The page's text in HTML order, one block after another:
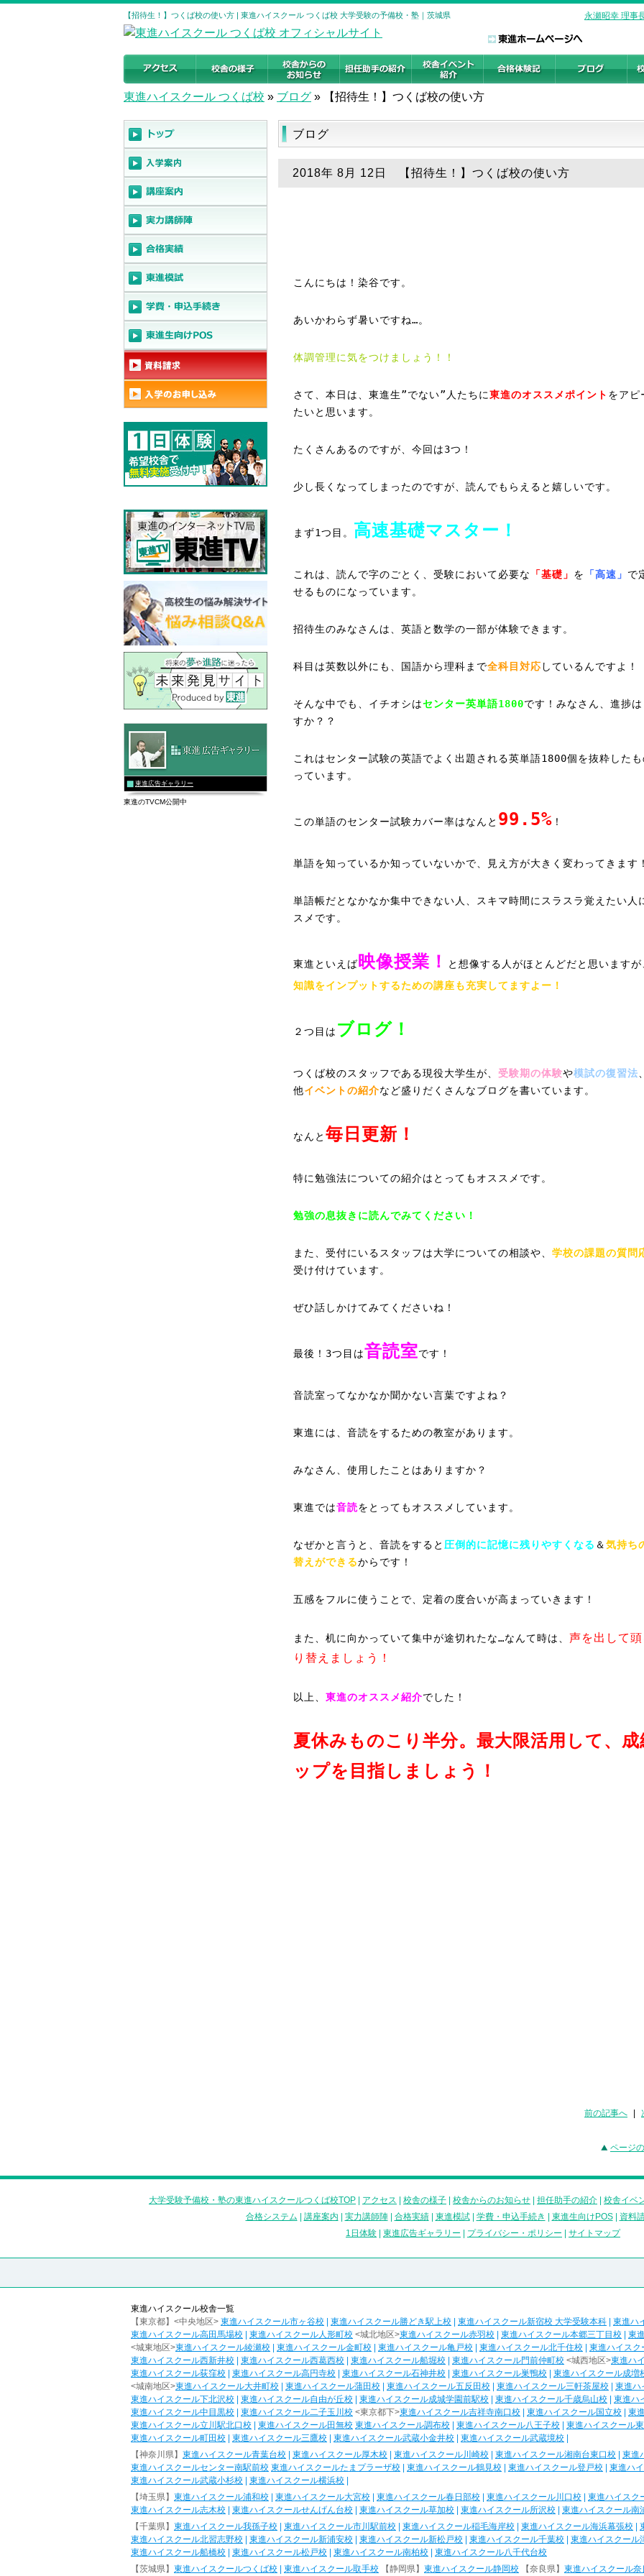
【招待生！】つくば校の使い方 | 東進ハイスクール つくば校 大学受験の予備校・塾｜茨城県 永瀬昭幸 理事
東進ハイスクール つくば校 » ブログ » 【招待生！】つくば校の使い方
ブログ
2018年 8月 12日 【招待生！】つくば校の使い方
こんにちは！染谷です。
あいかわらず暑いですね…。
体調管理に気をつけましょう！！
さて、本日は、東進生”でない”人たちに東進のオススメポイント をアピ
たいと思います。
たくさんあるのですが、今回は3つ！
少し長くなってしまったのですが、読んでもらえると嬉しいです。
まず1つ目。 高速基礎マスター！
これは、読んで字のごとく、受験において必要な 「基礎」 を 「高速」 で
せるものになっています。
招待生のみなさんは、英語と数学の一部が体験できます。
科目は英数以外にも、国語から理科まで全科目対応 しているんですよ！
そんな中でも、イチオシはセンター英単語1800です！みなさん、進捗
すか？？
これはセンター試験の英語でよく出題される英単語1800個を抜粋した
っています。
この単語のセンター試験カバー率はなんと 99.5% ！
単語を知っているか知っていないかで、見え方が大きく変わってきます
単語帳だとなかなか集中できない人、スキマ時間にスラスラ覚えたい人
スメです。
東進といえば映像授業！
と想像する人がほとんどだと思いますが
知識をインプットするための講座も充実してますよー！
２つ目は ブログ！
つくば校のスタッフである現役大学生が、 受験期の体験や模試の復習法
他イベントの紹介など盛りだくさんなブログを書いています。
なんと 毎日更新！
特に勉強法についての紹介はとってもオススメです。
勉強の息抜きに読んでみてください！
また、受付にいるスタッフは大学についての相談や、 学校の課題の質問
受け付けています。
ぜひ話しかけてみてくださいね！
最後！3つ目は音読室です！
音読室ってなかなか聞かない言葉ですよね？
東進には、音読をするための教室があります。
みなさん、使用したことはありますか？
東進では音読をとってもオススメしています。
なぜかと言うと、音読をすると 圧倒的に記憶に残りやすくなる ＆ 気持ち
替えができるからです！
五感をフルに使うことで、定着の度合いが高まっていきます！
また、机に向かっていて集中が途切れたな…なんて時は、 声を出して
り替えましょう！
以上、 東進のオススメ紹介でした！
夏休みものこり半分。最大限活用して、成
ップを目指しましょう！
前の記事へ
ページ
東進広告ギャラリー
東進のTVCM公開中
大学受験予備校・塾の東進ハイスクールつくば校TOP アクセス 校舎の様子 校舎からのお知らせ 担任助手の紹介
校舎イベ
合格システム
講座案内 実力講師陣| 合格実績| 東進模試| 学費・申込手続き 東進生向けPOS|
資料
1日体験
東進広告ギャラリー プライバシー・ポリシー サイトマップ
東進ハイスクール校舎一覧
【東京都】<中央地区> 東進ハイスクール市ヶ谷校 東進ハイスクール勝どき駅上校 東進ハイスクール新宿校 大学受験本科
東進ハ
東進ハイスクール高田馬場校
東進ハイスクール人形町校 <城北地区>東進ハイスクール赤羽校 東進ハイスクール本郷三丁目校
東
<城東地区>東進ハイスクール綾瀬校 東進ハイスクール金町校 東進ハイスクール亀戸校 東進ハイスクール北千住校
東進ハイスク
東進ハイスクール西新井校
東進ハイスクール西葛西校 東進ハイスクール船堀校 東進ハイスクール門前仲町校 <城西地区>東進ハ
東進ハイスクール荻窪校
東進ハイスクール高円寺校 東進ハイスクール石神井校 東進ハイスクール巣鴨校
東進ハイスクール成増
<城南地区>東進ハイスクール大井町校 東進ハイスクール蒲田校 東進ハイスクール五反田校 東進ハイスクール三軒茶屋校
東進ハ
東進ハイスクール下北沢校
東進ハイスクール自由が丘校 東進ハイスクール成城学園前駅校 東進ハイスクール千歳烏山校
東進ハ
東進ハイスクール中目黒校
東進ハイスクール二子玉川校 <東京都下>東進ハイスクール吉祥寺南口校 東進ハイスクール国立校
東
東進ハイスクール立川駅北口校
東進ハイスクール田無校 東進ハイスクール調布校 東進ハイスクール八王子校
東進ハイスクール
東進ハイスクール町田校
東進ハイスクール三鷹校 東進ハイスクール武蔵小金井校 東進ハイスクール武蔵境校
【神奈川県】 東進ハイスクール青葉台校 東進ハイスクール厚木校 東進ハイスクール川崎校 東進ハイスクール湘南台東口校
東進
東進ハイスクールセンター南駅前校 東進ハイスクールたまプラーザ校 東進ハイスクール鶴見校 東進ハイスクール登戸校
東進ハ
東進ハイスクール武蔵小杉校
東進ハイスクール横浜校
【埼玉県】 東進ハイスクール浦和校 東進ハイスクール大宮校 東進ハイスクール春日部校 東進ハイスクール川口校
東進ハイスク
東進ハイスクール志木校
東進ハイスクールせんげん台校 東進ハイスクール草加校 東進ハイスクール所沢校
東進ハイスクール南
【千葉県】 東進ハイスクール我孫子校 東進ハイスクール市川駅前校 東進ハイスクール稲毛海岸校 東進ハイスクール海浜幕張校
東進ハイスクール北習志野校
東進ハイスクール新浦安校 東進ハイスクール新松戸校 東進ハイスクール千葉校
東進ハイスクール
東進ハイスクール船橋校
東進ハイスクール松戸校 東進ハイスクール南柏校
東進ハイスクール八千代台校
【茨城県】 東進ハイスクールつくば校 東進ハイスクール取手校 【静岡県】 東進ハイスクール静岡校 【奈良県】 東進ハイスクール奈